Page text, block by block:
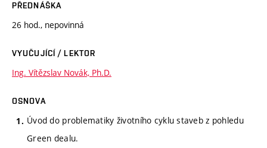
PŘEDNÁŠKA
26 hod., nepovinná
VYUČUJÍCÍ / LEKTOR
Ing. Vítězslav Novák, Ph.D.
OSNOVA
Úvod do problematiky životního cyklu staveb z pohledu
Green dealu.